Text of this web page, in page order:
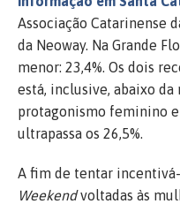
Associação Catarinense
da Neoway. Na Grande
menor: 23,4%. Os dois
está, inclusive, abaixo
protagonismo feminino
ultrapassa os 26,5%.
A fim de tentar
Weekendvoltadas às